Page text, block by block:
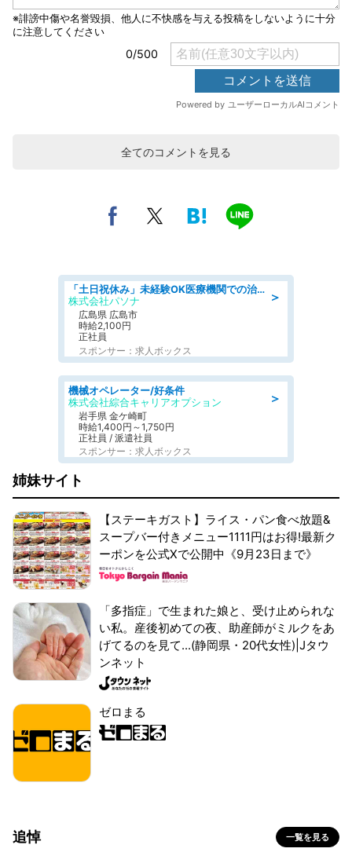
全てのコメントを見る
＞
「土日祝休み」未経験OK医療機関での治験コーディネーターのお仕事
株式会社パソナ
広島県 広島市
時給2,100円
正社員
スポンサー：求人ボックス
＞
機械オペレーター/好条件
株式会社綜合キャリアオプション
岩手県 金ケ崎町
時給1,400円～1,750円
正社員 / 派遣社員
スポンサー：求人ボックス
姉妹サイト
【ステーキガスト】ライス・パン食べ放題&
スープバー付きメニュー1111円はお得!最新ク
ーポンを公式Xで公開中《9月23日まで》
「多指症」で生まれた娘と、受け止められな
い私。産後初めての夜、助産師がミルクをあ
げてるのを見て...(静岡県・20代女性)|Jタウ
ンネット
ゼロまる
追悼 一覧を見る